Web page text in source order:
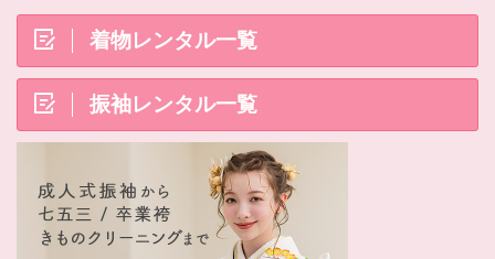
着物レンタル一覧
振袖レンタル一覧